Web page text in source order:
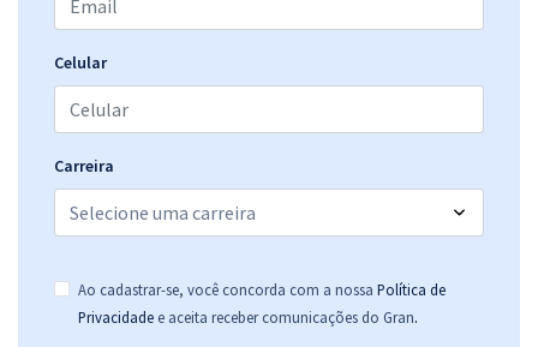
R$ 239,92à vista
Economize R$ 59,98 (-20%)
Comprar
IMBEL - Indústria de Material Bélico do Brasil - Analista Especializado
32,66
Celular
Carreira
Ao cadastrar-se, você concorda com a nossa Política de
Privacidade e aceita receber comunicações do Gran.